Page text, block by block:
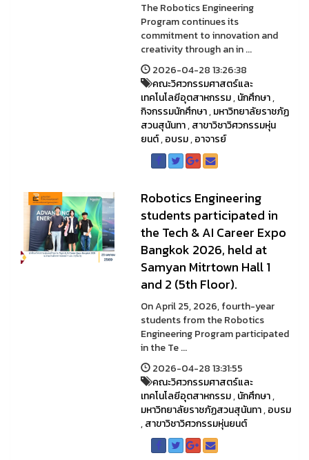
The Robotics Engineering
Program continues its
commitment to innovation and
creativity through an in ...
2026-04-28 13:26:38
คณะวิศวกรรมศาสตร์และ
เทคโนโลยีอุตสาหกรรม,นักศึกษา,
กิจกรรมนักศึกษา,มหาวิทยาลัยราชภัฏ
สวนสุนันทา,สาขาวิชาวิศวกรรมหุ่น
ยนต์,อบรม,อาจารย์
Robotics Engineering
students participated in
the Tech & AI Career Expo
Bangkok 2026, held at
Samyan Mitrtown Hall 1
and 2 (5th Floor).
On April 25, 2026, fourth-year
students from the Robotics
Engineering Program participated
in the Te ...
2026-04-28 13:31:55
คณะวิศวกรรมศาสตร์และ
เทคโนโลยีอุตสาหกรรม,นักศึกษา,
มหาวิทยาลัยราชภัฏสวนสุนันทา,อบรม
,สาขาวิชาวิศวกรรมหุ่นยนต์